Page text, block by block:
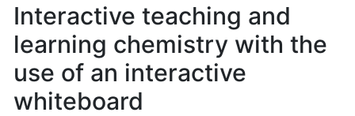
Interactive teaching and
learning chemistry with the
use of an interactive
whiteboard